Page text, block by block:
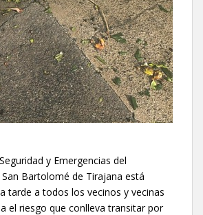
y Emergencias del
Bartolomé de Tirajana está
tarde a todos los vecinos y vecinas
el riesgo que conlleva transitar por